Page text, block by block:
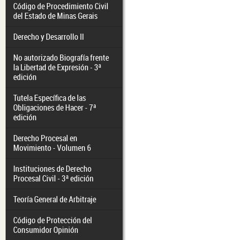
Código de Procedimiento Civil
del Estado de Minas Gerais
Derecho y Desarrollo II
No autorizado Biografía frente
la Libertad de Expresión - 3ª
edición
Tutela Específica de las
Obligaciones de Hacer - 7ª
edición
Derecho Procesal en
Movimiento - Volumen 6
Instituciones de Derecho
Procesal Civil - 3ª edición
Teoría General de Arbitraje
Código de Protección del
Consumidor Opinión